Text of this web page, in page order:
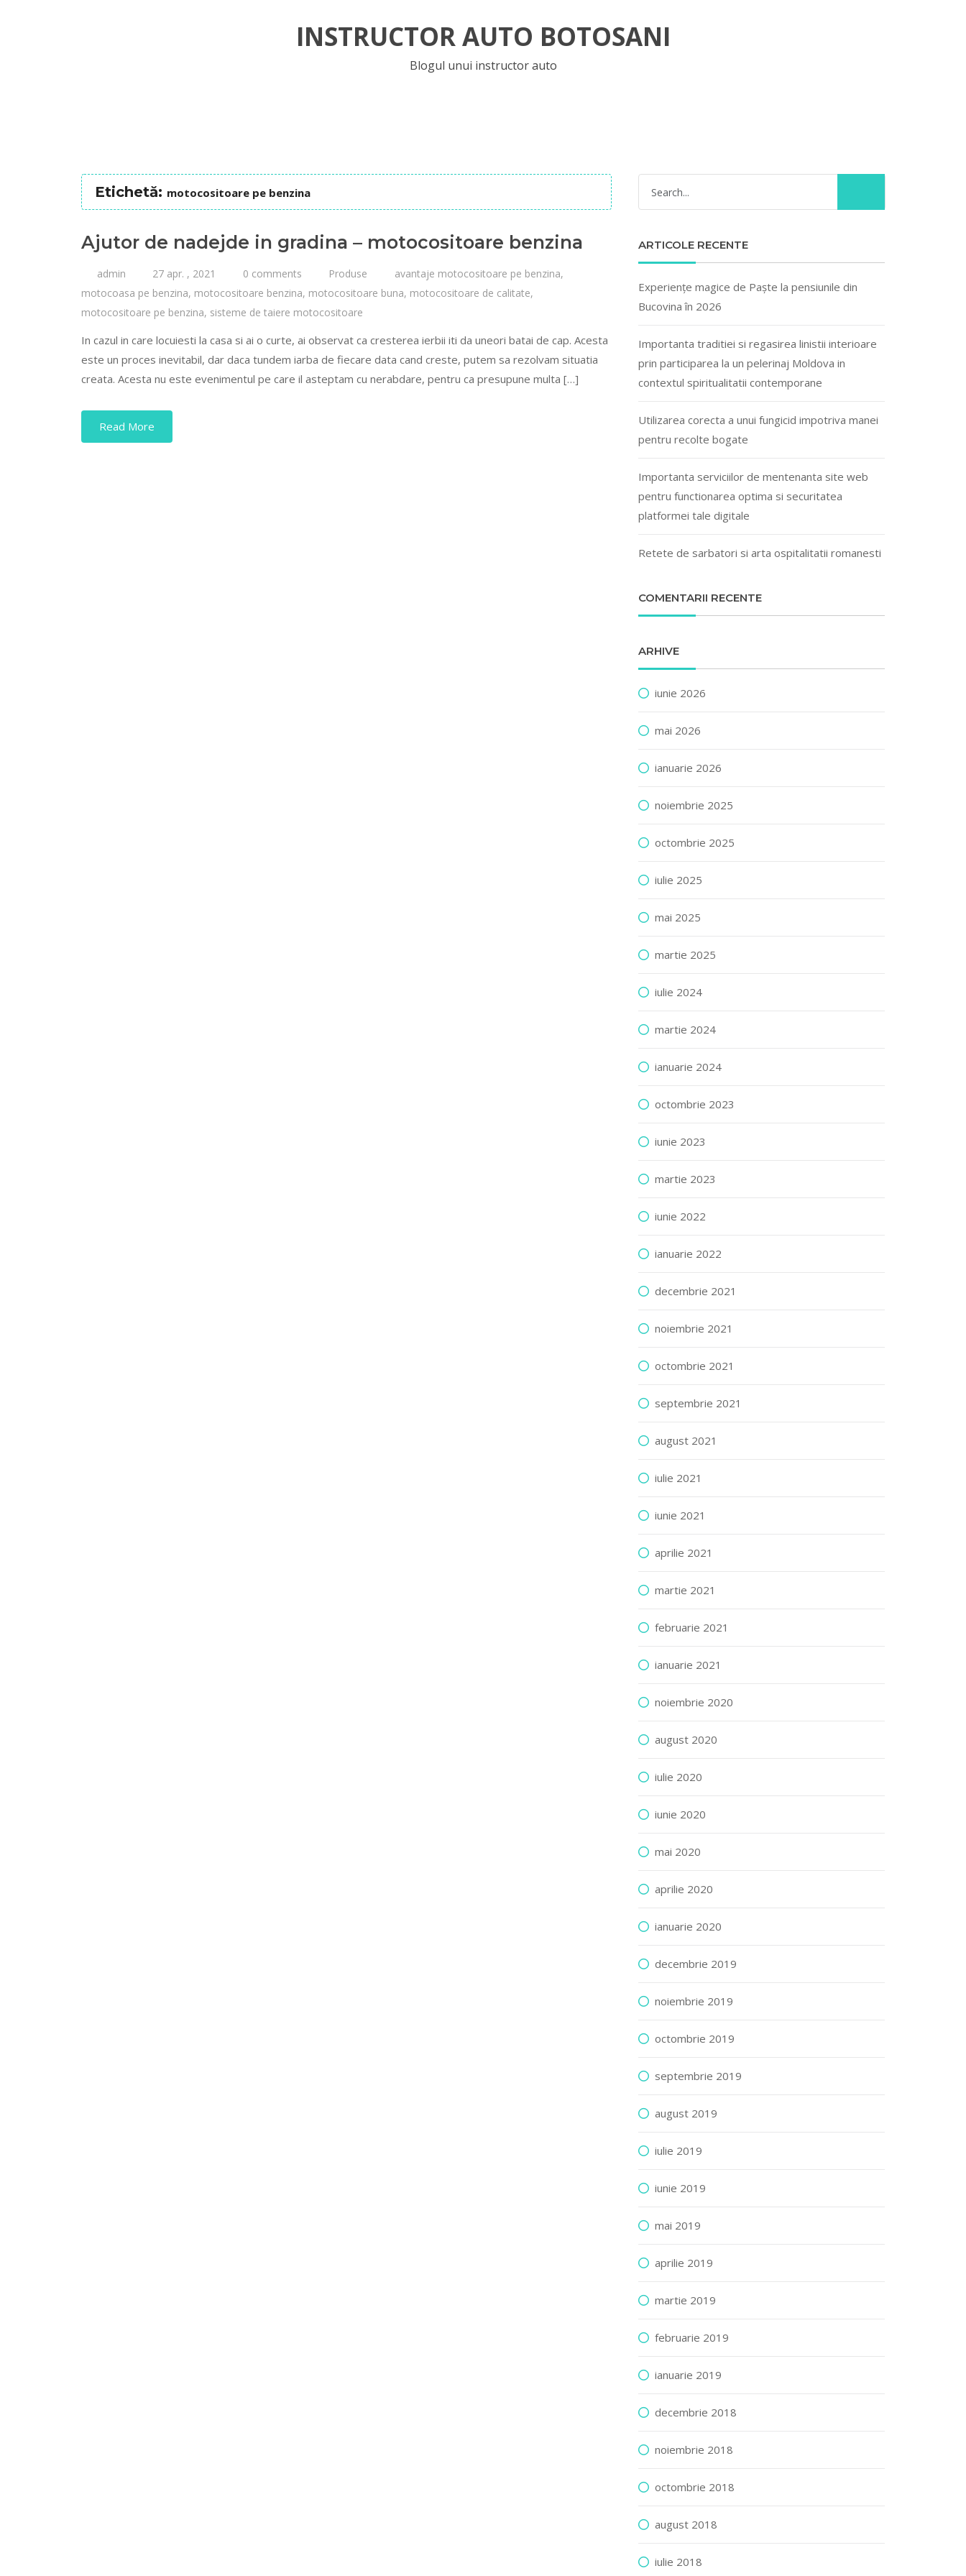
INSTRUCTOR AUTO BOTOSANI
Blogul unui instructor auto
Etichetă: motocositoare pe benzina
Ajutor de nadejde in gradina – motocositoare benzina
admin 27 apr. , 2021 0 comments Produse avantaje motocositoare pe benzina,
motocoasa pe benzina, motocositoare benzina, motocositoare buna, motocositoare de calitate,
motocositoare pe benzina, sisteme de taiere motocositoare
In cazul in care locuiesti la casa si ai o curte, ai observat ca cresterea ierbii iti da uneori batai de cap. Acesta
este un proces inevitabil, dar daca tundem iarba de fiecare data cand creste, putem sa rezolvam situatia
creata. Acesta nu este evenimentul pe care il asteptam cu nerabdare, pentru ca presupune multa […]
Read More
ARTICOLE RECENTE
Experiențe magice de Paște la pensiunile din
Bucovina în 2026
Importanta traditiei si regasirea linistii interioare
prin participarea la un pelerinaj Moldova in
contextul spiritualitatii contemporane
Utilizarea corecta a unui fungicid impotriva manei
pentru recolte bogate
Importanta serviciilor de mentenanta site web
pentru functionarea optima si securitatea
platformei tale digitale
Retete de sarbatori si arta ospitalitatii romanesti
COMENTARII RECENTE
ARHIVE
iunie 2026
mai 2026
ianuarie 2026
noiembrie 2025
octombrie 2025
iulie 2025
mai 2025
martie 2025
iulie 2024
martie 2024
ianuarie 2024
octombrie 2023
iunie 2023
martie 2023
iunie 2022
ianuarie 2022
decembrie 2021
noiembrie 2021
octombrie 2021
septembrie 2021
august 2021
iulie 2021
iunie 2021
aprilie 2021
martie 2021
februarie 2021
ianuarie 2021
noiembrie 2020
august 2020
iulie 2020
iunie 2020
mai 2020
aprilie 2020
ianuarie 2020
decembrie 2019
noiembrie 2019
octombrie 2019
septembrie 2019
august 2019
iulie 2019
iunie 2019
mai 2019
aprilie 2019
martie 2019
februarie 2019
ianuarie 2019
decembrie 2018
noiembrie 2018
octombrie 2018
august 2018
iulie 2018